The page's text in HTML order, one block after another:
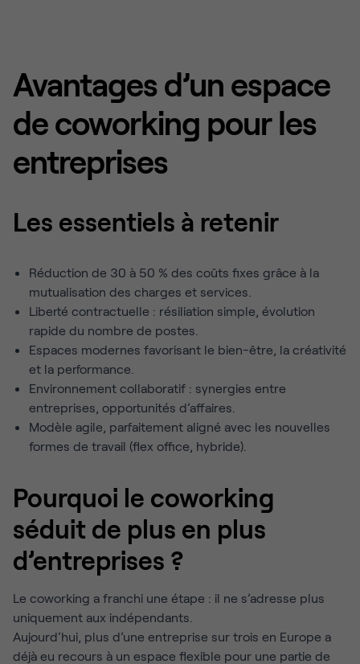
Avantages d’un espace
de coworking pour les
entreprises
Les essentiels à retenir
Réduction de 30 à 50 % des coûts fixes grâce à la
mutualisation des charges et services.
Liberté contractuelle : résiliation simple, évolution
rapide du nombre de postes.
Espaces modernes favorisant le bien-être, la créativité
et la performance.
Environnement collaboratif : synergies entre
entreprises, opportunités d’affaires.
Modèle agile, parfaitement aligné avec les nouvelles
formes de travail (flex office, hybride).
Pourquoi le coworking
séduit de plus en plus
d’entreprises ?
Le coworking a franchi une étape : il ne s’adresse plus
uniquement aux indépendants.
Aujourd’hui, plus d’une entreprise sur trois en Europe a
déjà eu recours à un espace flexible pour une partie de